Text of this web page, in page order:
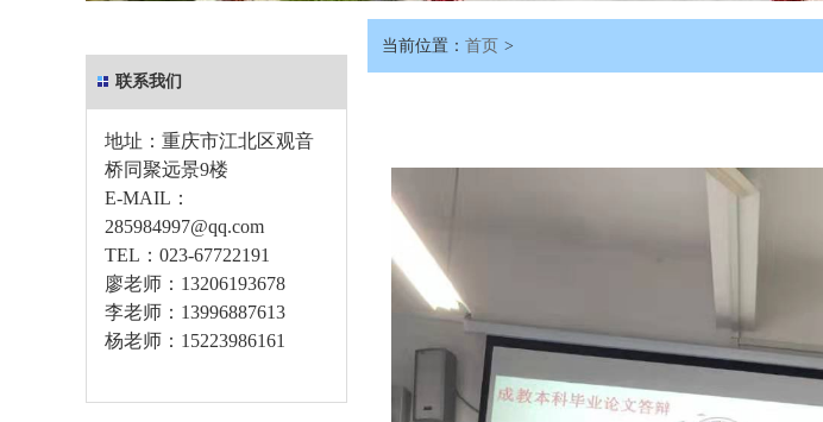
联系我们
地址：重庆市江北区观音
桥同聚远景9楼
E-MAIL：
285984997@qq.com
TEL： 023-67722191
廖老师：13206193678
李老师：13996887613
杨老师：15223986161
当前位置： 首页 >